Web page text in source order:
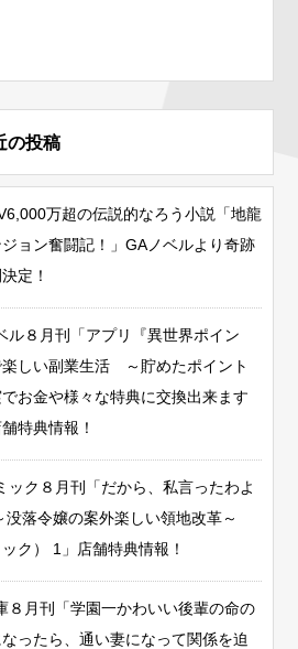
の投稿
万超の伝説的なろう小説「地龍
ョン奮闘記！」GAノベルより奇跡
定！
ル８月刊「アプリ『異世界ポイン
楽しい副業生活 ～貯めたポイント
お金や様々な特典に交換出来ます
特典情報！
ック８月刊「だから、私言ったわよ
没落令嬢の案外楽しい領地改革～
ック） 1」店舗特典情報！
８月刊「学園一かわいい後輩の命の
ったら、通い妻になって関係を迫